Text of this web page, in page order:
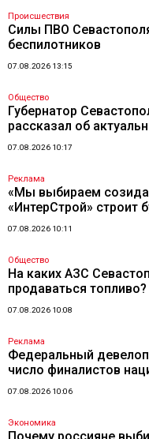
Происшествия
Силы ПВО
беспилотников
07.08.2026 13:15
Общество
Губернатор
рассказал об
07.08.2026 10:17
Реклама
«Мы выбираем
«ИнтерСтрой» строит
07.08.2026 10:11
Общество
На каких АЗС
продаваться топливо?
07.08.2026 10:08
Реклама
Федеральный
число финалистов
07.08.2026 10:06
Экономика